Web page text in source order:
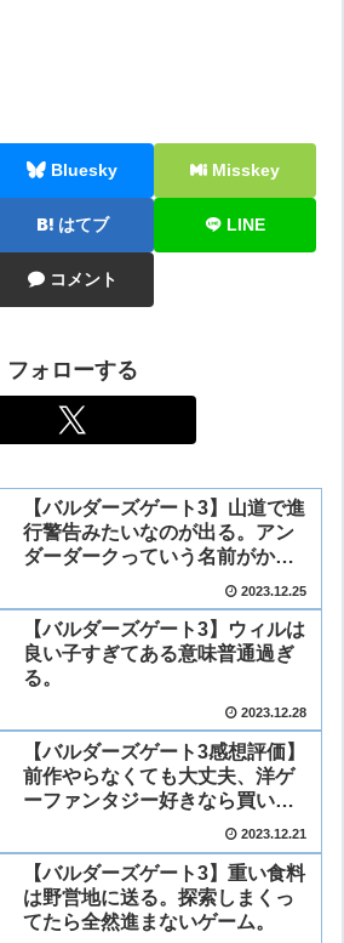
Bluesky Misskey
はてブ LINE
コメント
フォローする
【バルダーズゲート3】山道で進
行警告みたいなのが出る。アン
ダーダークっていう名前がかっ
2023.12.25
【バルダーズゲート3】ウィルは
良い子すぎてある意味普通過ぎ
る。
2023.12.28
【バルダーズゲート3感想評価】
前作やらなくても大丈夫、洋ゲ
ーファンタジー好きなら買い。
アクション要素は皆無。 2023.12.21
【バルダーズゲート3】重い食料
は野営地に送る。探索しまくっ
てたら全然進まないゲーム。